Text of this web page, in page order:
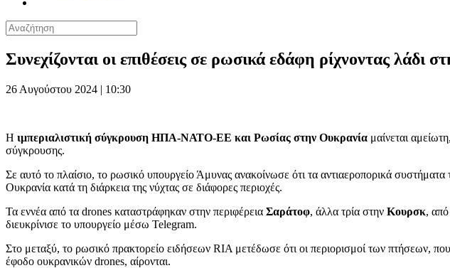
Συνεχίζονται οι επιθέσεις σε ρωσικά εδάφη ρίχνοντας λάδι
26 Αυγούστου 2024 | 10:30
Η ιμπεριαλιστική σύγκρουση ΗΠΑ-ΝΑΤΟ-ΕΕ και Ρωσίας στην Ουκρανία μαίνεται
σύγκρουσης.
Σε αυτό το πλαίσιο, το ρωσικό υπουργείο Άμυνας ανακοίνωσε ότι τα αντιαεροπορικά
Ουκρανία κατά τη διάρκεια της νύχτας σε διάφορες περιοχές.
Τα εννέα από τα drones καταστράφηκαν στην περιφέρεια Σαράτοφ, άλλα τρία στην Κουρσκ,
διευκρίνισε το υπουργείο μέσω Telegram.
Στο μεταξύ, το ρωσικό πρακτορείο ειδήσεων RIA μετέδωσε ότι οι περιορισμοί των πτήσεων,
έφοδο ουκρανικών drones, αίρονται.